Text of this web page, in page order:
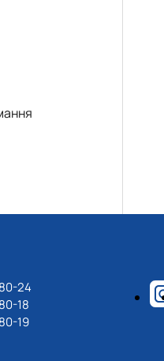
24
18
19